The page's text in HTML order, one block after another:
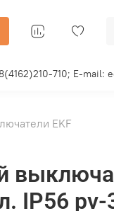
710; E-mail:
EKF
IP56 pv-